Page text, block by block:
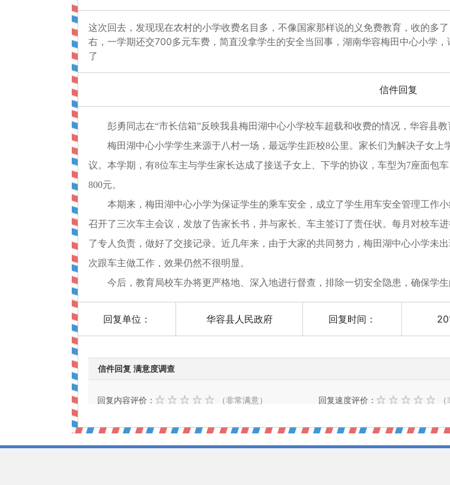
这次回去，发现现在农村的小学收费名目多，不像国家那样说的义免费教育，收的多
右，一学期还交700多元车费，简直没拿学生的安全当回事，湖南华容梅田中心小学
了
信件回复
彭勇同志在“市长信箱”反映我县梅田湖中心小学校车超载和收费的情况，华容县教
梅田湖中心小学学生来源于八村一场，最远学生距校8公里。家长们为解决子女上
议。本学期，有8位车主与学生家长达成了接送子女上、下学的协议，车型为7座面包
800元。
本期来，梅田湖中心小学为保证学生的乘车安全，成立了学生用车安全管理工作小
召开了三次车主会议，发放了告家长书，并与家长、车主签订了责任状。每月对校车
了专人负责，做好了交接记录。近几年来，由于大家的共同努力，梅田湖中心小学未
次跟车主做工作，效果仍然不很明显。
今后，教育局校车办将更严格地、深入地进行督查，排除一切安全隐患，确保学生
回复单位： 华容县人民政府 回复时间：
信件回复 满意度调查
回复内容评价： （非常满意） 回复速度评价：